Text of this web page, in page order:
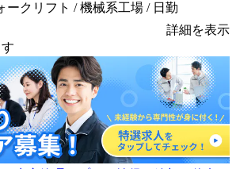
ークリフト / 機械系工場 / 日勤
詳細を表示